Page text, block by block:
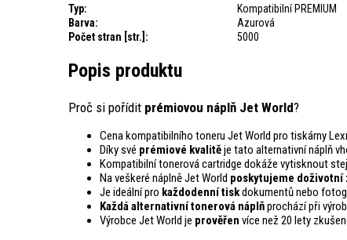
Typ:
Kompatibilní PREMIUM
Barva:
Azurová
Počet stran [str.]:
5000
Popis produktu
Proč si pořídit prémiovou náplň Jet World?
Cena kompatibilního toneru Jet World pro tiskárny
Díky své prémiové kvalitěje tato alternativní náplň
Kompatibilní tonerová cartridge dokáže vytisknout
Na veškeré náplně Jet World poskytujeme doživotní
Je ideální pro každodenní tiskdokumentů nebo
Každá alternativní tonerová náplňprochází při
Výrobce Jet World je prověřen více než 20 lety